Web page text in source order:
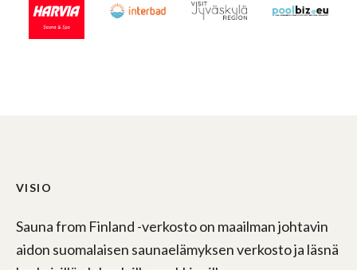
VISIO
Sauna from Finland -verkosto on maailman johtavin
aidon suomalaisen saunaelämyksen verkosto ja läsnä